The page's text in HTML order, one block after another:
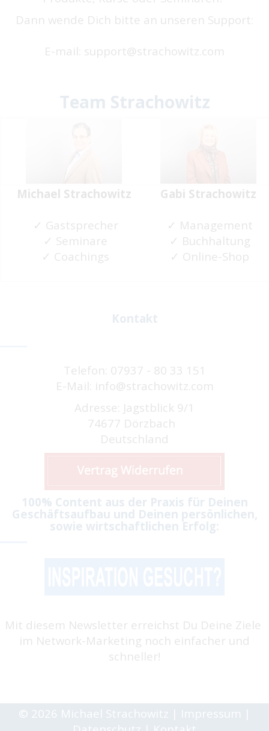
Dann wende Dich bitte an unseren Support:
E-mail: support@strachowitz.com
Team Strachowitz
Michael Strachowitz
✓ Gastsprecher
✓ Seminare
✓ Coachings
Gabi Strachowitz
✓ Management
✓ Buchhaltung
✓ Online-Shop
Kontakt
Telefon: 07937 - 80 33 151
E-Mail: info@strachowitz.com
Adresse: Jagstblick 9/1
74677 Dörzbach
Deutschland
100% Content aus der Praxis für Deinen
Geschäftsaufbau und Deinen persönlichen,
sowie wirtschaftlichen Erfolg:
Mit diesem Newsletter erreichst Du Deine Ziele
im Network-Marketing noch einfacher und
schneller!
© 2026 Michael Strachowitz | Impressum |